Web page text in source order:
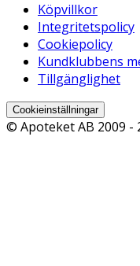
Köpvillkor
Integritetspolicy
Cookiepolicy
Kundklubbens
Tillgänglighet
Cookieinställningar
© Apoteket AB 2009 -